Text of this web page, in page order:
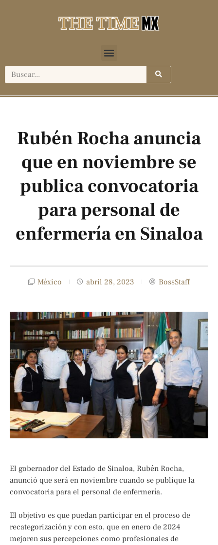
Rubén Rocha anuncia
que en noviembre se
publica convocatoria
para personal de
enfermería en Sinaloa
México abril 28, 2023 BossStaff
El gobernador del Estado de Sinaloa, Rubén Rocha,
anunció que será en noviembre cuando se publique la
convocatoria para el personal de enfermería.
El objetivo es que puedan participar en el proceso de
recategorización y con esto, que en enero de 2024
mejoren sus percepciones como profesionales de